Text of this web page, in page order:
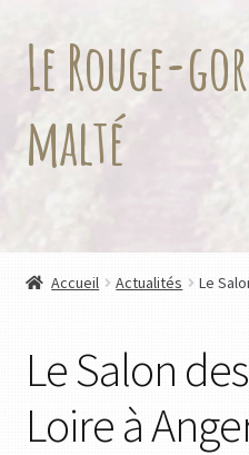
Aller
à
la
navigation
Aller
au
contenu
Le Rouge-
malté
Accueil Actualités Le
Le Salon
Loire à